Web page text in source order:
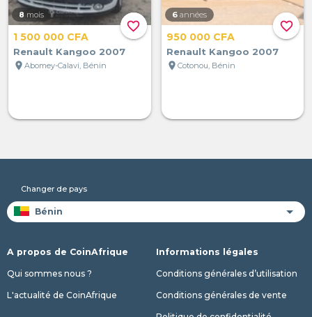
favorite_border
8 mois
1 500 000 CFA
Renault Kangoo 2007
location_on Abomey-Calavi, Bénin
favorite_border
6 années
950 000 CFA
Renault Kangoo 2007
location_on Cotonou, Bénin
Changer de pays
A propos de CoinAfrique
Qui sommes nous ?
L'actualité de CoinAfrique
Informations légales
Conditions générales d’utilisation
Conditions générales de vente